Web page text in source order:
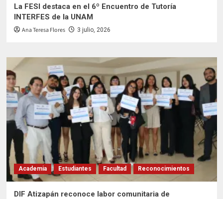
La FESI destaca en el 6º Encuentro de Tutoría
INTERFES de la UNAM
Ana Teresa Flores 3 julio, 2026
Academia Estudiantes Facultad Reconocimientos
DIF Atizapán reconoce labor comunitaria de